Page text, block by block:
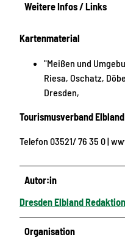
Weitere Infos / Links
Kartenmaterial
"Meißen und
Riesa, Oschatz,
Dresden,
Tourismusverband
Telefon 03521/ 76 35 0 |
Autor:in
Dresden Elbland Redaktion
Organisation